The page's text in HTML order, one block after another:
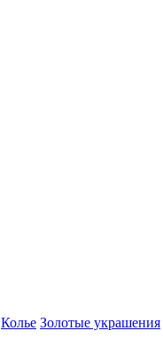
Колье Золотые украшения